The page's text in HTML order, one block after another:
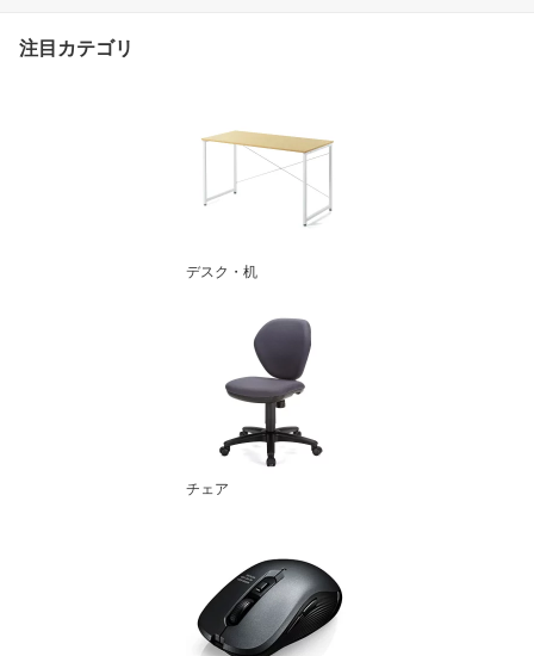
注目カテゴリ
デスク・机
チェア